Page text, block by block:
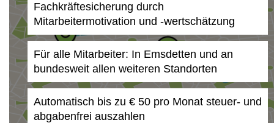
Fachkräftesicherung durch
Mitarbeitermotivation und -wertschätzung
Für alle Mitarbeiter: In Emsdetten und an
bundesweit allen weiteren Standorten
Automatisch bis zu € 50 pro Monat steuer- und
abgabenfrei auszahlen